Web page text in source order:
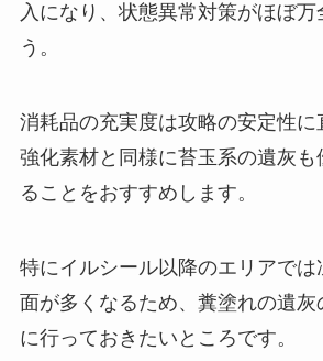
入になり、状態異常対策がほぼ万
う。
消耗品の充実度は攻略の安定性に
強化素材と同様に苔玉系の遺灰も
ることをおすすめします。
特にイルシール以降のエリアで
面が多くなるため、糞塗れの遺
に行っておきたいところです。